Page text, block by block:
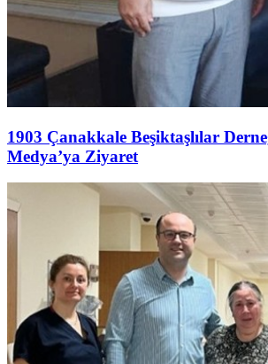
1903 Çanakkale Beşiktaşlılar
Medya’ya Ziyaret